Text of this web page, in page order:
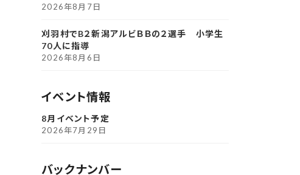
2026年8月7日
刈羽村でB２新潟アルビＢＢの２選手 小学生
70人に指導
2026年8月6日
イベント情報
8月イベント予定
2026年7月29日
バックナンバー